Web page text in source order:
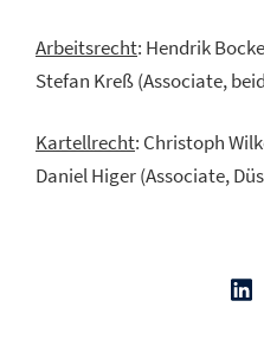
Arbeitsrecht: Hendrik
Stefan Kreß (Associate,
Kartellrecht: Christoph
Daniel Higer (Associate,